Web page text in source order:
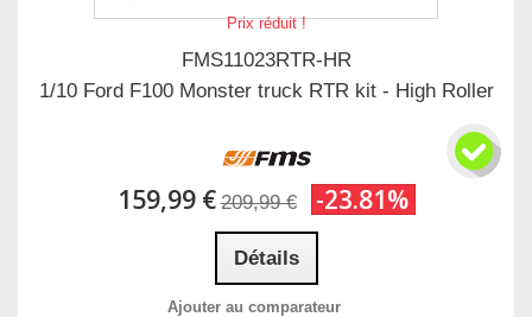
Prix réduit !
FMS11023RTR-HR
1/10 Ford F100 Monster truck RTR kit - High Roller
159,99 € 209,99 € -23.81%
Détails
Ajouter au comparateur